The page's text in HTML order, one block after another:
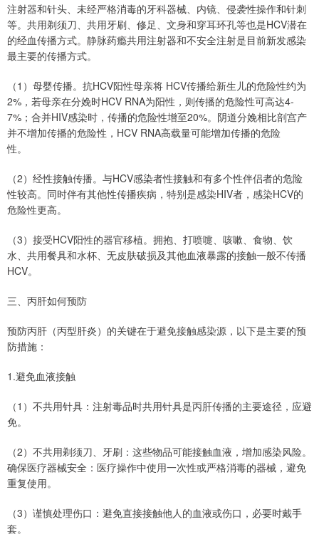
注射器和针头、未经严格消毒的牙科器械、内镜、侵袭性操作和针刺
等。共用剃须刀、共用牙刷、修足、文身和穿耳环孔等也是HCV潜在
的经血传播方式。静脉药瘾共用注射器和不安全注射是目前新发感染
最主要的传播方式。
（1）母婴传播。抗HCV阳性母亲将 HCV传播给新生儿的危险性约为
2%，若母亲在分娩时HCV RNA为阳性，则传播的危险性可高达4-
7%；合并HIV感染时，传播的危险性增至20%。阴道分娩相比剖宫产
并不增加传播的危险性，HCV RNA高载量可能增加传播的危险
性。
（2）经性接触传播。与HCV感染者性接触和有多个性伴侣者的危险
性较高。同时伴有其他性传播疾病，特别是感染HIV者，感染HCV的
危险性更高。
（3）接受HCV阳性的器官移植。拥抱、打喷嚏、咳嗽、食物、饮
水、共用餐具和水杯、无皮肤破损及其他血液暴露的接触一般不传播
HCV。
三、丙肝如何预防
预防丙肝（丙型肝炎）的关键在于避免接触感染源，以下是主要的预
防措施：
1.避免血液接触
（1）不共用针具：注射毒品时共用针具是丙肝传播的主要途径，应避
免。
（2）不共用剃须刀、牙刷：这些物品可能接触血液，增加感染风险。
确保医疗器械安全：医疗操作中使用一次性或严格消毒的器械，避免
重复使用。
（3）谨慎处理伤口：避免直接接触他人的血液或伤口，必要时戴手
套。